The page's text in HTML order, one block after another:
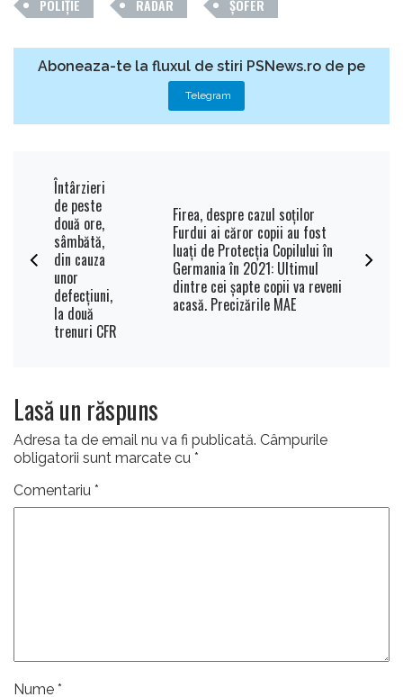
POLIȚIE RADAR ȘOFER
Aboneaza-te la fluxul de stiri PSNews.ro de pe
Telegram
Întârzieri
de peste
două ore,
sâmbătă,
din cauza
unor
defecţiuni,
la două
trenuri CFR
Firea, despre cazul soţilor
Furdui ai căror copii au fost
luaţi de Protecţia Copilului în
Germania în 2021: Ultimul
dintre cei şapte copii va reveni
acasă. Precizările MAE
Lasă un răspuns
Adresa ta de email nu va fi publicată. Câmpurile
obligatorii sunt marcate cu *
Comentariu *
Nume *